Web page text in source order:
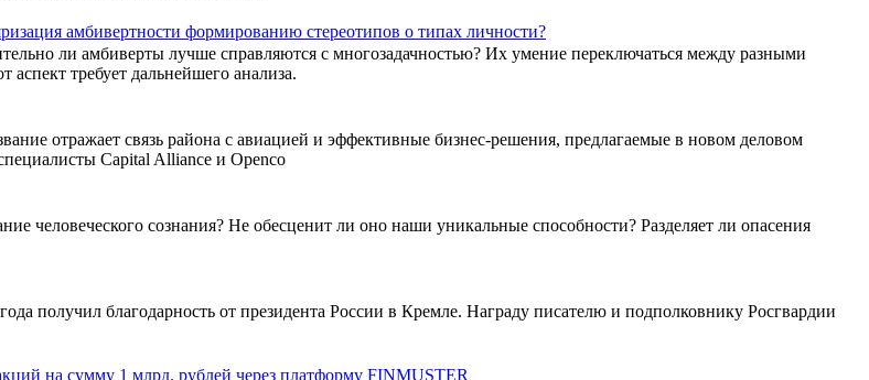
амбивертности формированию стереотипов о типах личности?
ли амбиверты лучше справляются с многозадачностью? Их умение переключаться между разными
требует дальнейшего анализа.
отражает связь района с авиацией и эффективные бизнес-решения, предлагаемые в новом деловом
Capital Alliance и Openco
человеческого сознания? Не обесценит ли оно наши уникальные способности? Разделяет ли опасения
получил благодарность от президента России в Кремле. Награду писателю и подполковнику Росгвардии
сумму 1 млрд. рублей через платформу FINMUSTER